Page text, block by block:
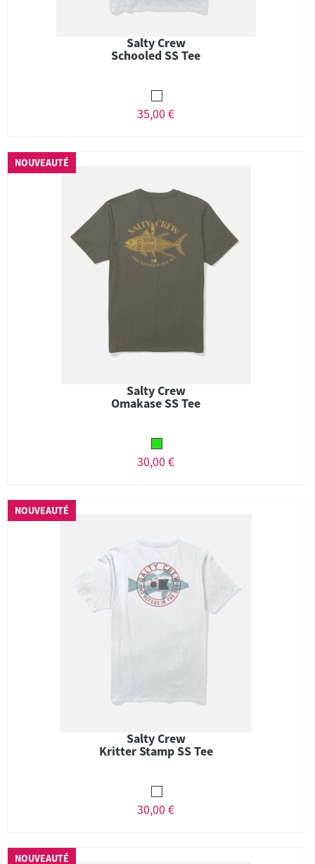
Salty Crew
Schooled SS Tee
35,00 €
NOUVEAUTÉ
Salty Crew
Omakase SS Tee
30,00 €
NOUVEAUTÉ
Salty Crew
Kritter Stamp SS Tee
30,00 €
NOUVEAUTÉ